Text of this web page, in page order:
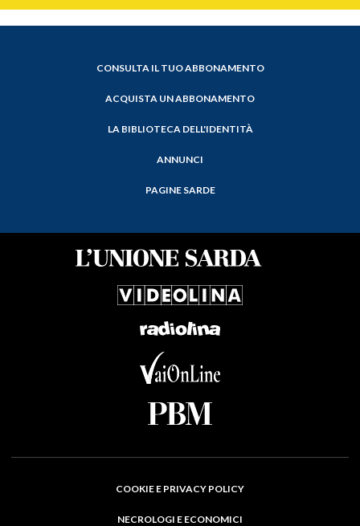
CONSULTA IL TUO ABBONAMENTO
ACQUISTA UN ABBONAMENTO
LA BIBLIOTECA DELL'IDENTITÀ
ANNUNCI
PAGINE SARDE
COOKIE E PRIVACY POLICY
NECROLOGI E ECONOMICI